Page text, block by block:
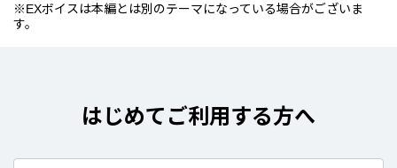
※EXボイスは本編とは別のテーマになっている場合がございま
す。
はじめてご利用する方へ